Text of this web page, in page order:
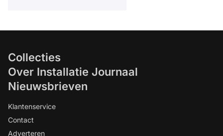
Collecties
Over Installatie Journaal
Nieuwsbrieven
Klantenservice
Contact
Adverteren